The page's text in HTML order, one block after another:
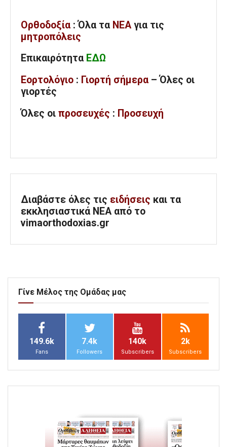
Ορθοδοξία : Όλα τα ΝΕΑ για τις
μητροπόλεις
Επικαιρότητα ΕΔΩ
Εορτολόγιο : Γιορτή σήμερα – Όλες οι
γιορτές
Όλες οι προσευχές : Προσευχή
Διαβάστε όλες τις ειδήσεις και τα
εκκλησιαστικά ΝΕΑ από το
vimaorthodoxias.gr
Γίνε Μέλος της Ομάδας μας
149.6k
Fans
7.4k
Followers
140k
Subscribers
2k
Subscribers